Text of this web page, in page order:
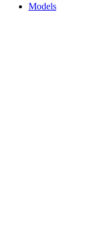
Models